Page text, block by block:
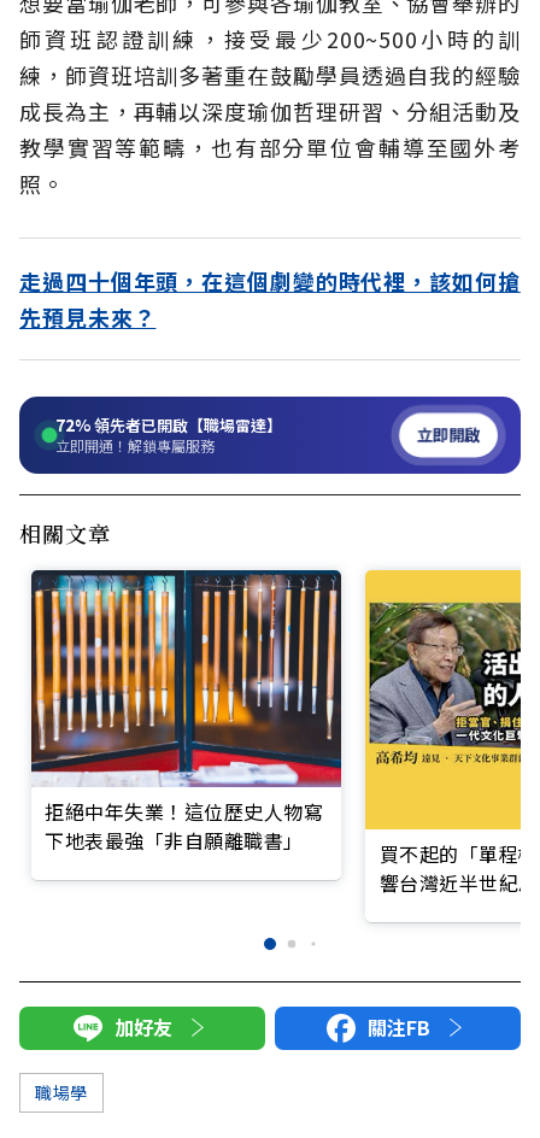
師資班認證訓練，接受最少200~500小時的訓
練，師資班培訓多著重在鼓勵學員透過自我的經驗
成長為主，再輔以深度瑜伽哲理研習、分組活動及
教學實習等範疇，也有部分單位會輔導至國外考
照。
走過四十個年頭，在這個劇變的時代裡，該如何搶
先預見未來？
72%領先者已開啟【職場雷達】
立即開通！解鎖專屬服務 立即開啟
相關文章
拒絕中年失業！這位歷史人物寫
下地表最強「非自願離職書」
買不起的「單程
響台灣近半世紀
加好友 關注FB
職場學